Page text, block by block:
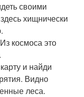
своими
хищнически
космоса это
и найди
Видно
леса.